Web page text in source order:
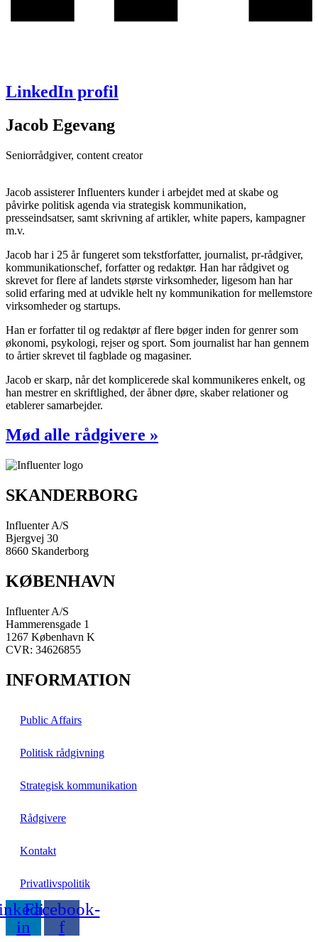
LinkedIn profil
Jacob Egevang
Seniorrådgiver, content creator
Jacob assisterer Influenters kunder i arbejdet med at skabe og
påvirke politisk agenda via strategisk kommunikation,
presseindsatser, samt skrivning af artikler, white papers, kampagner
m.v.
Jacob har i 25 år fungeret som tekstforfatter, journalist, pr-rådgiver,
kommunikationschef, forfatter og redaktør. Han har rådgivet og
skrevet for flere af landets største virksomheder, ligesom han har
solid erfaring med at udvikle helt ny kommunikation for mellemstore
virksomheder og startups.
Han er forfatter til og redaktør af flere bøger inden for genrer som
økonomi, psykologi, rejser og sport. Som journalist har han gennem
to årtier skrevet til fagblade og magasiner.
Jacob er skarp, når det komplicerede skal kommunikeres enkelt, og
han mestrer en skriftlighed, der åbner døre, skaber relationer og
etablerer samarbejder.
Mød alle rådgivere »
SKANDERBORG
Influenter A/S
Bjergvej 30
8660 Skanderborg
KØBENHAVN
Influenter A/S
Hammerensgade 1
1267 København K
CVR: 34626855
INFORMATION
Public Affairs
Politisk rådgivning
Strategisk kommunikation
Rådgivere
Kontakt
Privatlivspolitik
in
Facebook-
f